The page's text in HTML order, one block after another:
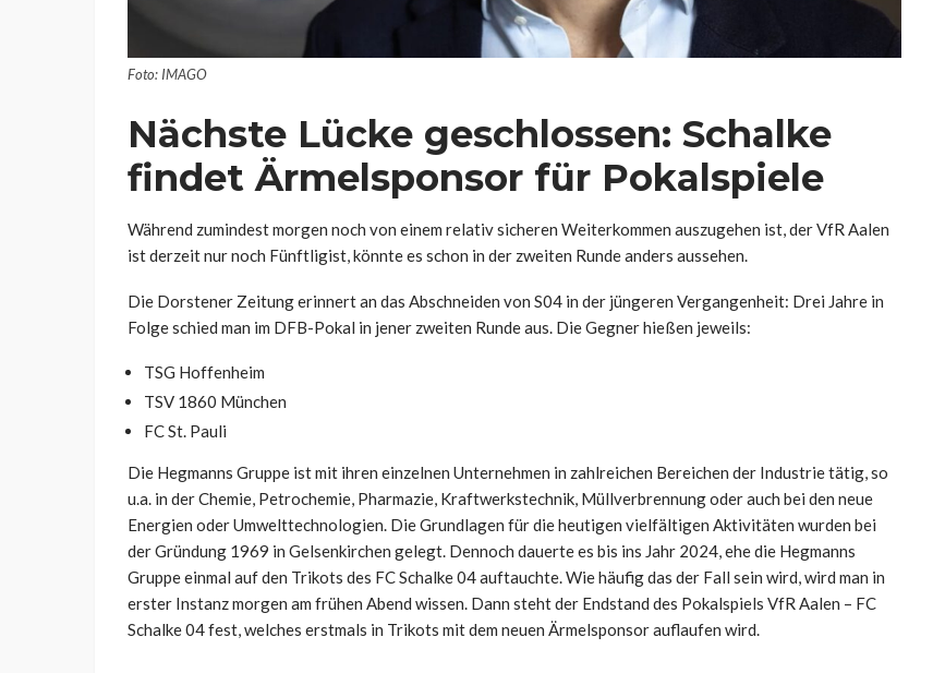
Foto: IMAGO
Nächste Lücke geschlossen: Schalke
findet Ärmelsponsor für Pokalspiele
Während zumindest morgen noch von einem relativ sicheren Weiterkommen auszugehen ist, der VfR Aalen
ist derzeit nur noch Fünftligist, könnte es schon in der zweiten Runde anders aussehen.
Die Dorstener Zeitung erinnert an das Abschneiden von S04 in der jüngeren Vergangenheit: Drei Jahre in
Folge schied man im DFB-Pokal in jener zweiten Runde aus. Die Gegner hießen jeweils:
TSG Hoffenheim
TSV 1860 München
FC St. Pauli
Die Hegmanns Gruppe ist mit ihren einzelnen Unternehmen in zahlreichen Bereichen der Industrie tätig, so
u.a. in der Chemie, Petrochemie, Pharmazie, Kraftwerkstechnik, Müllverbrennung oder auch bei den neue
Energien oder Umwelttechnologien. Die Grundlagen für die heutigen vielfältigen Aktivitäten wurden bei
der Gründung 1969 in Gelsenkirchen gelegt. Dennoch dauerte es bis ins Jahr 2024, ehe die Hegmanns
Gruppe einmal auf den Trikots des FC Schalke 04 auftauchte. Wie häufig das der Fall sein wird, wird man in
erster Instanz morgen am frühen Abend wissen. Dann steht der Endstand des Pokalspiels VfR Aalen – FC
Schalke 04 fest, welches erstmals in Trikots mit dem neuen Ärmelsponsor auflaufen wird.